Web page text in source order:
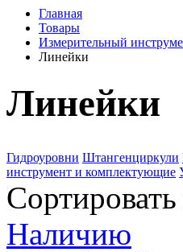
Главная
Товары
Измерительный
Линейки
Линейки
Гидроуровни Штангенциркули
инструмент и комплектующие
Наличию